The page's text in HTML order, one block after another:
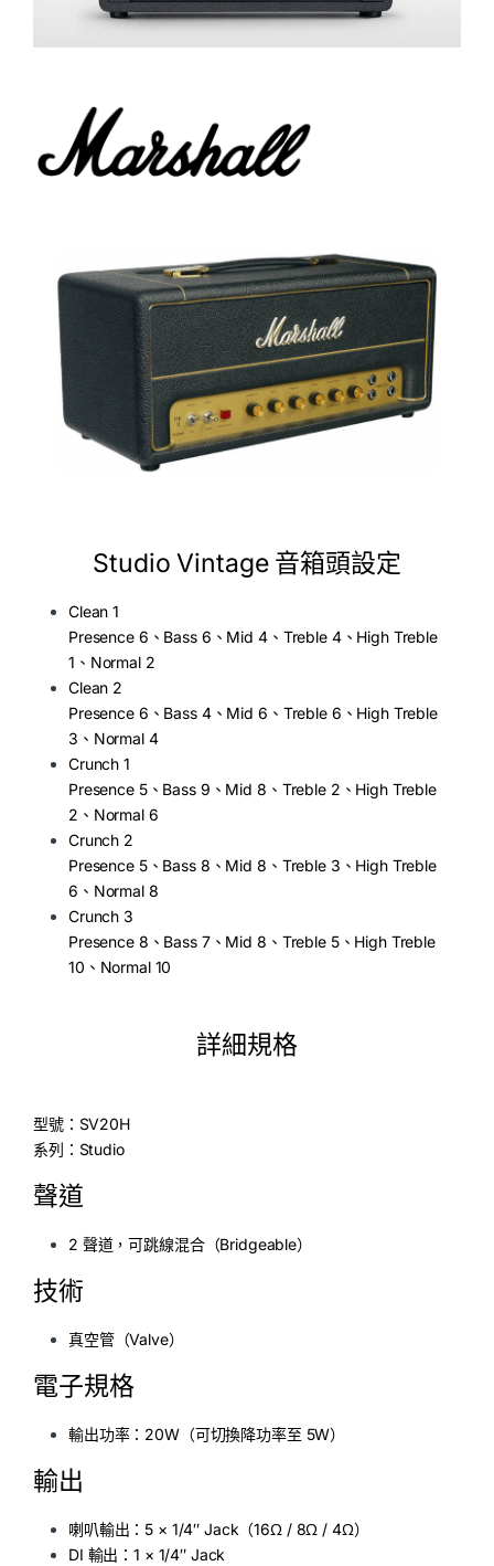
Studio Vintage 音箱頭設定
Clean 1
Presence 6、Bass 6、Mid 4、Treble 4、High Treble
1、Normal 2
Clean 2
Presence 6、Bass 4、Mid 6、Treble 6、High Treble
3、Normal 4
Crunch 1
Presence 5、Bass 9、Mid 8、Treble 2、High Treble
2、Normal 6
Crunch 2
Presence 5、Bass 8、Mid 8、Treble 3、High Treble
6、Normal 8
Crunch 3
Presence 8、Bass 7、Mid 8、Treble 5、High Treble
10、Normal 10
詳細規格
型號：SV20H
系列：Studio
聲道
2 聲道，可跳線混合（Bridgeable）
技術
真空管（Valve）
電子規格
輸出功率：20W（可切換降功率至 5W）
輸出
喇叭輸出：5 × 1/4″ Jack（16Ω / 8Ω / 4Ω）
DI 輸出：1 × 1/4″ Jack